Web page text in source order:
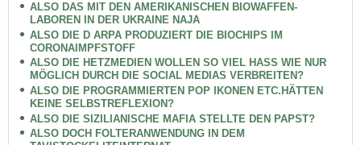
ALSO DAS MIT DEN AMERIKANISCHEN BIOWAFFEN-
LABOREN IN DER UKRAINE NAJA
ALSO DIE D ARPA PRODUZIERT DIE BIOCHIPS IM
CORONAIMPFSTOFF
ALSO DIE HETZMEDIEN WOLLEN SO VIEL HASS WIE NUR
MÖGLICH DURCH DIE SOCIAL MEDIAS VERBREITEN?
ALSO DIE PROGRAMMIERTEN POP IKONEN ETC.HÄTTEN
KEINE SELBSTREFLEXION?
ALSO DIE SIZILIANISCHE MAFIA STELLTE DEN PAPST?
ALSO DOCH FOLTERANWENDUNG IN DEM